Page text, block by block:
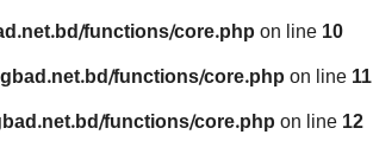
functions/core.php on line 10
functions/core.php on line 11
functions/core.php on line 12